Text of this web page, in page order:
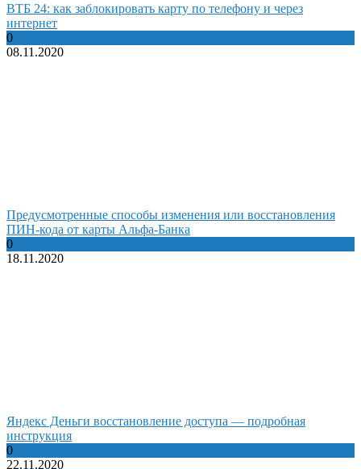
ВТБ 24: как заблокировать карту по телефону и через
интернет
0
08.11.2020
Предусмотренные способы изменения или восстановления
ПИН-кода от карты Альфа-Банка
0
18.11.2020
Яндекс Деньги восстановление доступа — подробная
инструкция
0
22.11.2020